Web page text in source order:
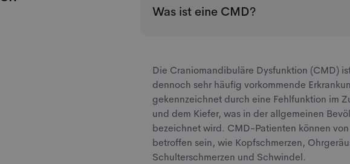
Was ist eine CMD?
Die Craniomandibuläre Dysfunktion (CMD)
dennoch sehr häufig vorkommende
gekennzeichnet durch eine Fehlfunktion im
und dem Kiefer, was in der allgemeinen
bezeichnet wird. CMD-Patienten können
betroffen sein, wie Kopfschmerzen,
Schulterschmerzen und Schwindel.